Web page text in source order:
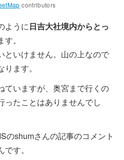
contributors
ように日吉大社境内からとっ
。
といけません。山の上なので
ます。
ていますが、奥宮まで行くの
ったことはありませんでし
のshumさんの記事のコメント
す。